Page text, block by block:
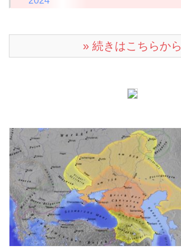
» 続きはこちらから